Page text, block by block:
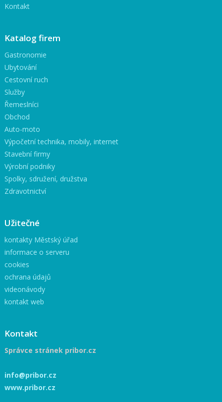
Kontakt
Katalog firem
Gastronomie
Ubytování
Cestovní ruch
Služby
Řemeslníci
Obchod
Auto-moto
Výpočetní technika, mobily, internet
Stavební firmy
Výrobní podniky
Spolky, sdružení, družstva
Zdravotnictví
Užitečné
kontakty Městský úřad
informace o serveru
cookies
ochrana údajů
videonávody
kontakt web
Kontakt
Správce stránek pribor.cz
info@pribor.cz
www.pribor.cz